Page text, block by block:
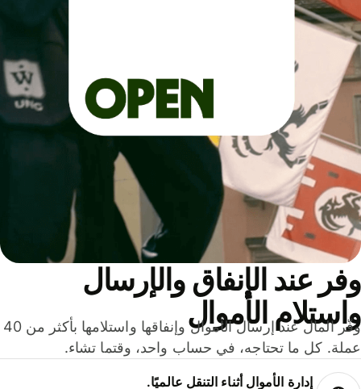
عند الإنفاق والإرسال
الأموال
وفّر المال عند إرسال الأموال وإنفاقها واستلامها بأكثر من 40
كل ما تحتاجه، في حساب واحد، وقتما تشاء.
إدارة الأموال أثناء التنقل عالميًا.